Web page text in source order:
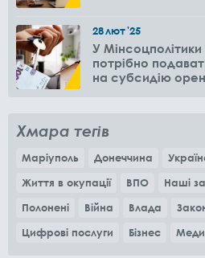
28лют'25
У Мінсоцполітики
потрібно
на субсидію
Хмара тегів
Маріуполь Донеччина
Життя в окупації
ВПО Наші
Полонені
Війна Влада
Цифрові послуги
Бізнес